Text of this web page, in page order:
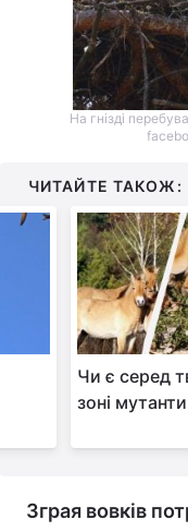
На гнізді
ЧИТАЙТЕ ТАКОЖ:
Чи є серед
зоні
Зграя вовків